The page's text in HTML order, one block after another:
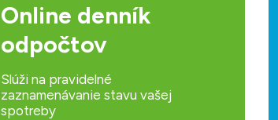
Online denník
odpočtov
Slúži na pravidelné
zaznamenávanie stavu vašej
spotreby